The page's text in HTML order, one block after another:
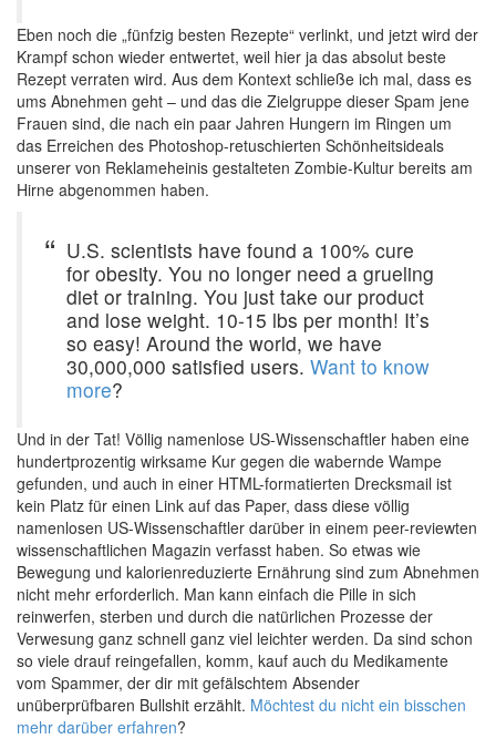
Eben noch die „fünfzig besten Rezepte“ verlinkt, und jetzt wird der
Krampf schon wieder entwertet, weil hier ja das absolut beste
Rezept verraten wird. Aus dem Kontext schließe ich mal, dass es
ums Abnehmen geht – und das die Zielgruppe dieser Spam jene
Frauen sind, die nach ein paar Jahren Hungern im Ringen um
das Erreichen des Photoshop-retuschierten Schönheitsideals
unserer von Reklameheinis gestalteten Zombie-Kultur bereits am
Hirne abgenommen haben.
U.S. scientists have found a 100% cure
for obesity. You no longer need a grueling
diet or training. You just take our product
and lose weight. 10-15 lbs per month! It’s
so easy! Around the world, we have
30,000,000 satisfied users. Want to know
more?
Und in der Tat! Völlig namenlose US-Wissenschaftler haben eine
hundertprozentig wirksame Kur gegen die wabernde Wampe
gefunden, und auch in einer HTML-formatierten Drecksmail ist
kein Platz für einen Link auf das Paper, dass diese völlig
namenlosen US-Wissenschaftler darüber in einem peer-reviewten
wissenschaftlichen Magazin verfasst haben. So etwas wie
Bewegung und kalorienreduzierte Ernährung sind zum Abnehmen
nicht mehr erforderlich. Man kann einfach die Pille in sich
reinwerfen, sterben und durch die natürlichen Prozesse der
Verwesung ganz schnell ganz viel leichter werden. Da sind schon
so viele drauf reingefallen, komm, kauf auch du Medikamente
vom Spammer, der dir mit gefälschtem Absender
unüberprüfbaren Bullshit erzählt. Möchtest du nicht ein bisschen
mehr darüber erfahren?